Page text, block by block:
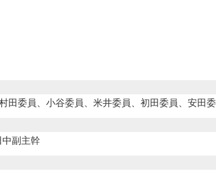
田委員、小谷委員、米井委員、初田委員、安田
副主幹